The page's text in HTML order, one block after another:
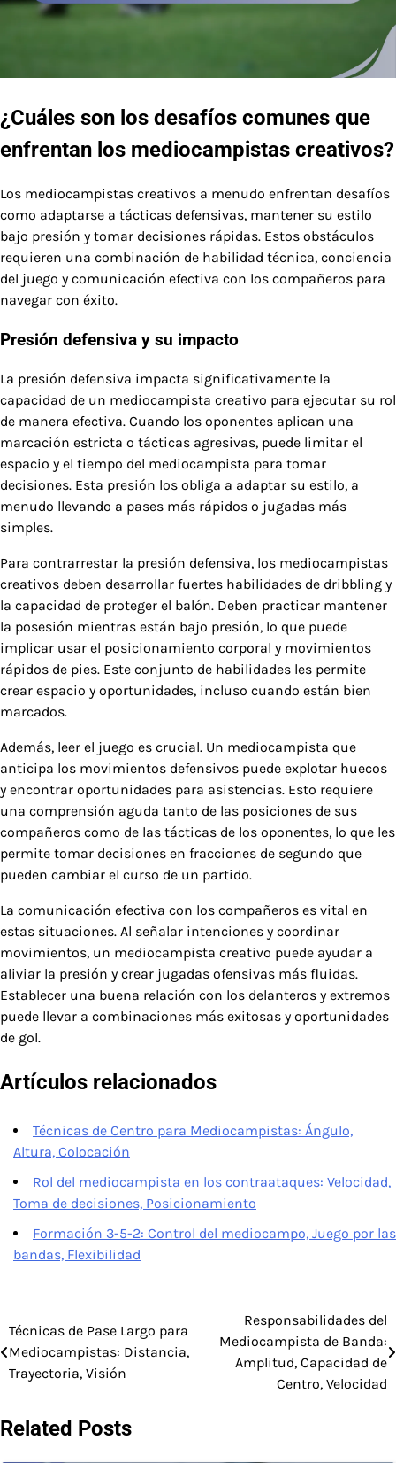
¿Cuáles son los desafíos comunes que
enfrentan los mediocampistas creativos?
Los mediocampistas creativos a menudo enfrentan desafíos
como adaptarse a tácticas defensivas, mantener su estilo
bajo presión y tomar decisiones rápidas. Estos obstáculos
requieren una combinación de habilidad técnica, conciencia
del juego y comunicación efectiva con los compañeros para
navegar con éxito.
Presión defensiva y su impacto
La presión defensiva impacta significativamente la
capacidad de un mediocampista creativo para ejecutar su rol
de manera efectiva. Cuando los oponentes aplican una
marcación estricta o tácticas agresivas, puede limitar el
espacio y el tiempo del mediocampista para tomar
decisiones. Esta presión los obliga a adaptar su estilo, a
menudo llevando a pases más rápidos o jugadas más
simples.
Para contrarrestar la presión defensiva, los mediocampistas
creativos deben desarrollar fuertes habilidades de dribbling y
la capacidad de proteger el balón. Deben practicar mantener
la posesión mientras están bajo presión, lo que puede
implicar usar el posicionamiento corporal y movimientos
rápidos de pies. Este conjunto de habilidades les permite
crear espacio y oportunidades, incluso cuando están bien
marcados.
Además, leer el juego es crucial. Un mediocampista que
anticipa los movimientos defensivos puede explotar huecos
y encontrar oportunidades para asistencias. Esto requiere
una comprensión aguda tanto de las posiciones de sus
compañeros como de las tácticas de los oponentes, lo que les
permite tomar decisiones en fracciones de segundo que
pueden cambiar el curso de un partido.
La comunicación efectiva con los compañeros es vital en
estas situaciones. Al señalar intenciones y coordinar
movimientos, un mediocampista creativo puede ayudar a
aliviar la presión y crear jugadas ofensivas más fluidas.
Establecer una buena relación con los delanteros y extremos
puede llevar a combinaciones más exitosas y oportunidades
de gol.
Artículos relacionados
Técnicas de Centro para Mediocampistas: Ángulo,
Altura, Colocación
Rol del mediocampista en los contraataques: Velocidad,
Toma de decisiones, Posicionamiento
Formación 3-5-2: Control del mediocampo, Juego por las
bandas, Flexibilidad
Post
navigation
Técnicas de Pase Largo para
Mediocampistas: Distancia,
Trayectoria, Visión
Responsabilidades del
Mediocampista de Banda:
Amplitud, Capacidad de
Centro, Velocidad
Related Posts